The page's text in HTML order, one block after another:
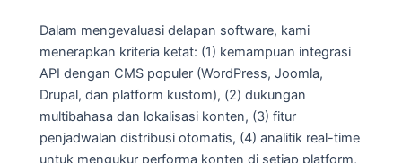
Dalam mengevaluasi delapan software, kami
menerapkan kriteria ketat: (1) kemampuan integrasi
API dengan CMS populer (WordPress, Joomla,
Drupal, dan platform kustom), (2) dukungan
multibahasa dan lokalisasi konten, (3) fitur
penjadwalan distribusi otomatis, (4) analitik real-time
untuk mengukur performa konten di setiap platform,